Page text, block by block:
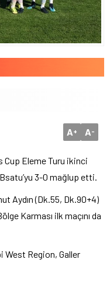
A+ A-
Cup Eleme Turu ikinci
3-0 mağlup etti.
Aydın (Dk.55, Dk.90+4)
Karması ilk maçını da
West Region, Galler